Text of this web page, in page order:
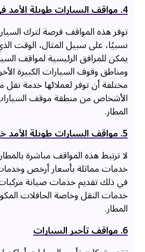
4. مواقف السيارات طويلة الأمد في الموقع
توفر هذه المواقف فرصة لترك
نسبيًا، على سبيل المثال، الوقت
يمكن للمرافق الرئيسية لمواقف
ومناطق وقوف السيارات الكبيرة
مختلفة أن توفر لعملائها خدمة نقل
الأشخاص من منطقة موقف
المطار.
5. مواقف السيارات طويلة الأمد خارج الموقع
لا ترتبط هذه المواقف مباشرة
خدمات مماثلة بأسعار أرخص
في ذلك تقديم خدمات صيانة
خدمات النقل وخاصة الحافلات
المطار.
6. مواقف تأجير السيارات